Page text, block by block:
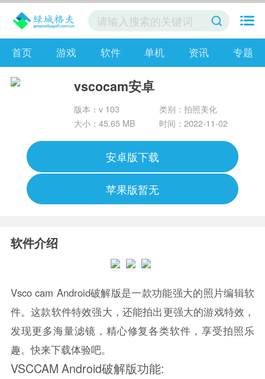
首页 游戏 软件 单机 资讯 专题
vscocam安卓
版本：v 103
类别：拍照美化
大小：45.65 MB
时间：2022-11-02
安卓版下载
苹果版暂无
软件介绍
Vsco cam Android破解版是一款功能强大的照片编辑软
件。这款软件特效强大，还能拍出更强大的游戏特效，
发现更多海量滤镜，精心修复各类软件，享受拍照乐
趣。快来下载体验吧。
VSCCAM Android破解版功能: